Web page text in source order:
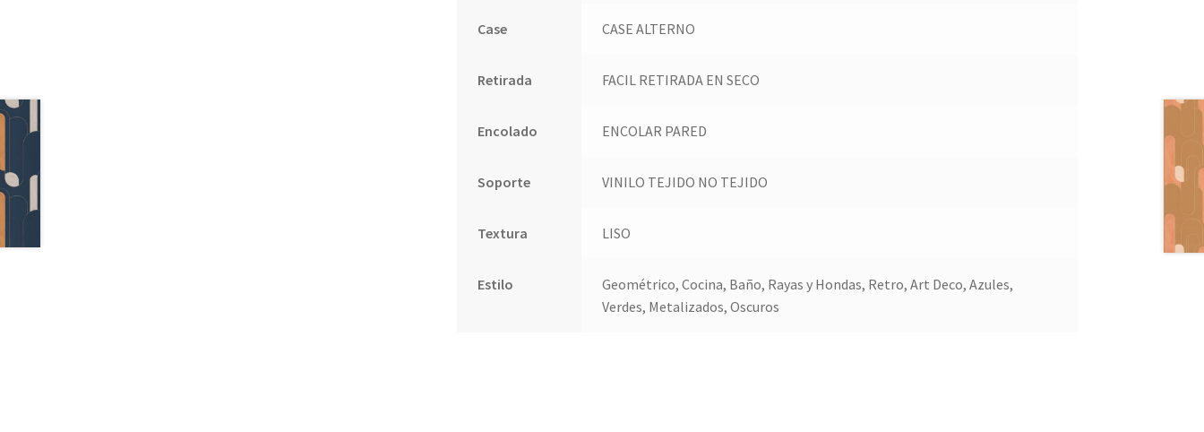
Case CASE ALTERNO
Retirada FACIL RETIRADA EN SECO
Encolado ENCOLAR PARED
Soporte VINILO TEJIDO NO TEJIDO
Textura LISO
Estilo
Geométrico, Cocina, Baño, Rayas y Hondas, Retro, Art Deco, Azules,
Verdes, Metalizados, Oscuros